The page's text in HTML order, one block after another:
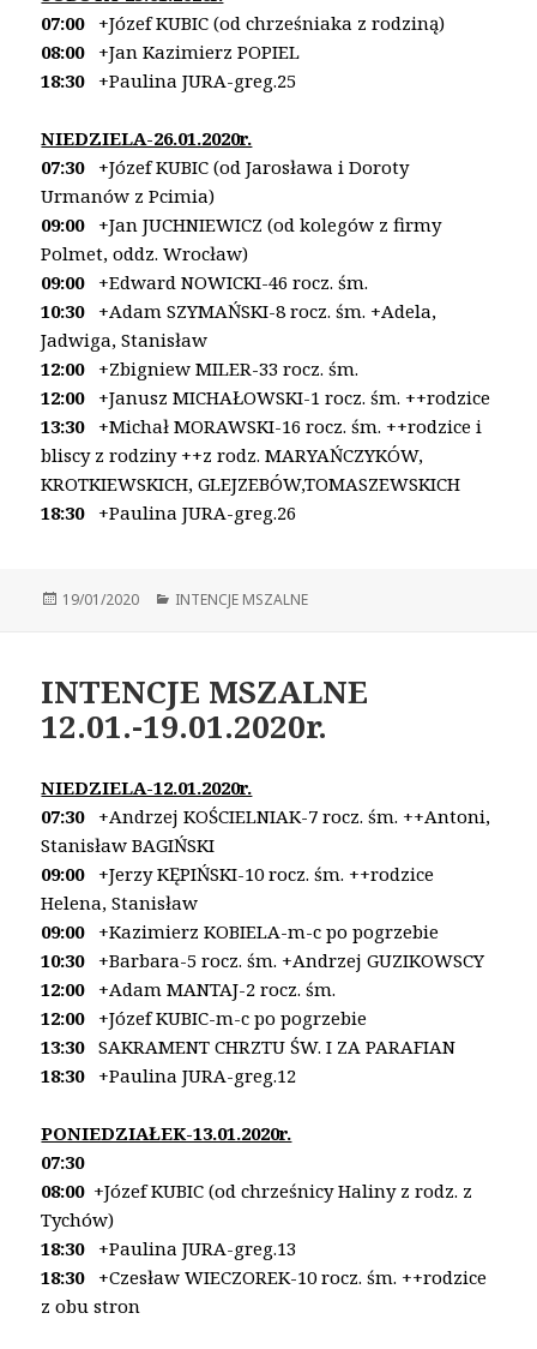
07:00+Józef KUBIC (od chrześniaka z rodziną)
08:00 +Jan Kazimierz POPIEL
18:30 +Paulina JURA-greg.25
NIEDZIELA-26.01.2020r.
07:30+Józef KUBIC (od Jarosława i Doroty
Urmanów z Pcimia)
09:00+Jan JUCHNIEWICZ (od kolegów z firmy
Polmet, oddz. Wrocław)
09:00+Edward NOWICKI-46 rocz. śm.
10:30 +Adam SZYMAŃSKI-8 rocz. śm. +Adela,
Jadwiga, Stanisław
12:00 +Zbigniew MILER-33 rocz. śm.
12:00 +Janusz MICHAŁOWSKI-1 rocz. śm. ++rodzice
13:30 +Michał MORAWSKI-16 rocz. śm. ++rodzice i
bliscy z rodziny ++z rodz. MARYAŃCZYKÓW,
KROTKIEWSKICH, GLEJZEBÓW,TOMASZEWSKICH
18:30 +Paulina JURA-greg.26
Opublikowano
19/01/2020 Kategorie
INTENCJE MSZALNE
INTENCJE MSZALNE
12.01.-19.01.2020r.
NIEDZIELA-12.01.2020r.
07:30+Andrzej KOŚCIELNIAK-7 rocz. śm. ++Antoni,
Stanisław BAGIŃSKI
09:00+Jerzy KĘPIŃSKI-10 rocz. śm. ++rodzice
Helena, Stanisław
09:00+Kazimierz KOBIELA-m-c po pogrzebie
10:30 +Barbara-5 rocz. śm. +Andrzej GUZIKOWSCY
12:00 +Adam MANTAJ-2 rocz. śm.
12:00 +Józef KUBIC-m-c po pogrzebie
13:30SAKRAMENT CHRZTU ŚW. I ZA PARAFIAN
18:30 +Paulina JURA-greg.12
PONIEDZIAŁEK-13.01.2020r.
07:30
08:00+Józef KUBIC (od chrześnicy Haliny z rodz. z
Tychów)
18:30 +Paulina JURA-greg.13
18:30 +Czesław WIECZOREK-10 rocz. śm. ++rodzice
z obu stron